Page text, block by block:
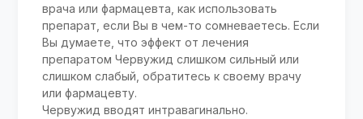
врача или фармацевта, как использовать
препарат, если Вы в чем-то сомневаетесь. Если
Вы думаете, что эффект от лечения
препаратом Червужид слишком сильный или
слишком слабый, обратитесь к своему врачу
или фармацевту.
Червужид вводят интравагинально.